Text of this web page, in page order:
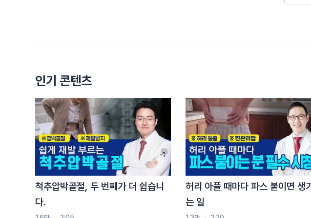
수술 후 회복이 어렵고
1년 내 사망률이 20%에 달할 정도로 치명적이에요.
또 척추 압박 골절은 허리가 주저앉고 키가 줄면서
몸이 앞으로 구부정해지고 자세가 변하기 때문에
통증은 물론이고 일상 생활 자체가 어려워지는 경우도 있습니다.
뼈 건강은 당연히 한 가지 방법만으로는 지킬 수가 없습니다.
세 가지를 반드시 함께 해야 합니다.
첫번째는 영양 관리입니다.
칼슘은 뼈의 재료입니다.
유제품, 뼈째 먹는 생선, 두부, 녹색 채소를 충분히 드시고
영양제로는 칼슘 1200mg, 비타민 D 800~1000IU를 매일 보충하세요.
인기 콘텐츠
척추압박골절, 두 번째가 더 쉽습니
다.
허리 아플 때마다 파스 붙이면 생기
는 일